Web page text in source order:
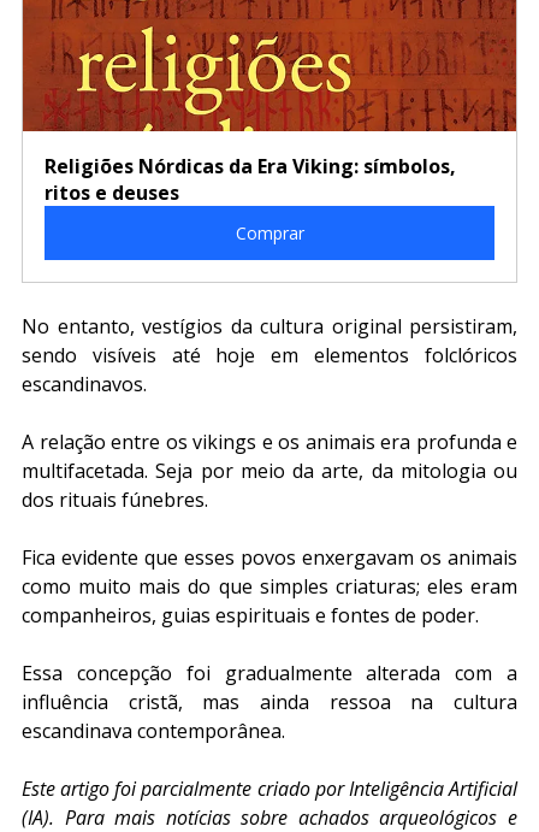
Religiões Nórdicas da Era Viking: símbolos,
ritos e deuses
Comprar
No entanto, vestígios da cultura original persistiram,
sendo visíveis até hoje em elementos folclóricos
escandinavos.
A relação entre os vikings e os animais era profunda e
multifacetada. Seja por meio da arte, da mitologia ou
dos rituais fúnebres.
Fica evidente que esses povos enxergavam os animais
como muito mais do que simples criaturas; eles eram
companheiros, guias espirituais e fontes de poder.
Essa concepção foi gradualmente alterada com a
influência cristã, mas ainda ressoa na cultura
escandinava contemporânea.
Este artigo foi parcialmente criado por Inteligência Artificial
(IA). Para mais notícias sobre achados arqueológicos e